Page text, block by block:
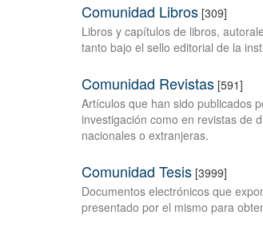
Comunidad Libros [309]
Libros y capítulos de libros,
tanto bajo el sello editorial de la
Comunidad Revistas [591]
Artículos que han sido publicados
investigación como en revistas de
nacionales o extranjeras.
Comunidad Tesis [3999]
Documentos electrónicos que
presentado por el mismo para